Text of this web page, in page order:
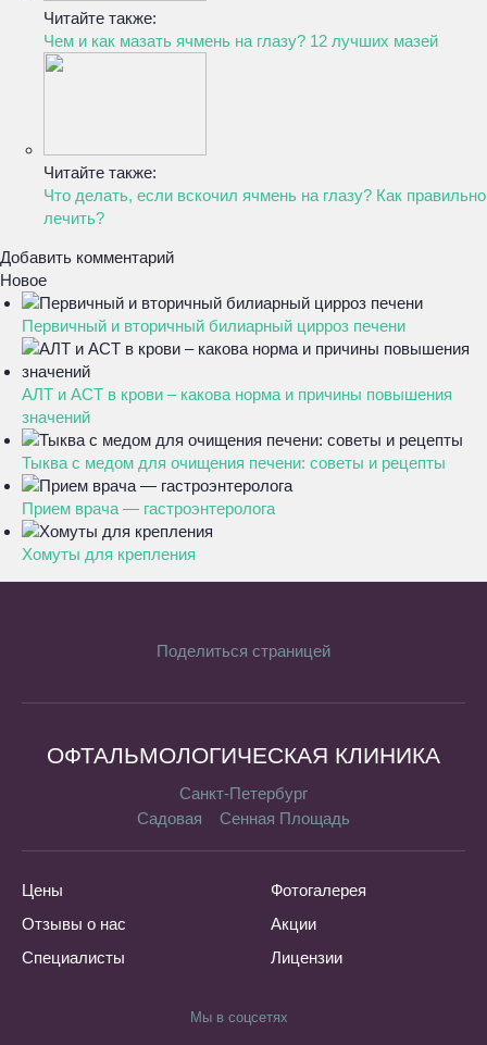
Читайте также:
Чем и как мазать ячмень на глазу? 12 лучших мазей
Читайте также:
Что делать, если вскочил ячмень на глазу? Как правильно
лечить?
Добавить комментарий
Новое
Первичный и вторичный билиарный цирроз печени
АЛТ и АСТ в крови – какова норма и причины повышения
значений
Тыква с медом для очищения печени: советы и рецепты
Прием врача — гастроэнтеролога
Хомуты для крепления
Поделиться страницей
ОФТАЛЬМОЛОГИЧЕСКАЯ КЛИНИКА
Санкт-Петербург
Садовая
Сенная Площадь
Цены
Отзывы о нас
Специалисты
Фотогалерея
Акции
Лицензии
Мы в соцсетях